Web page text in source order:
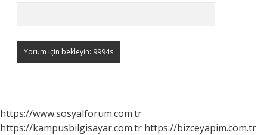
https://www.sosyalforum.com.tr
https://kampusbilgisayar.com.tr https://bizceyapim.com.tr